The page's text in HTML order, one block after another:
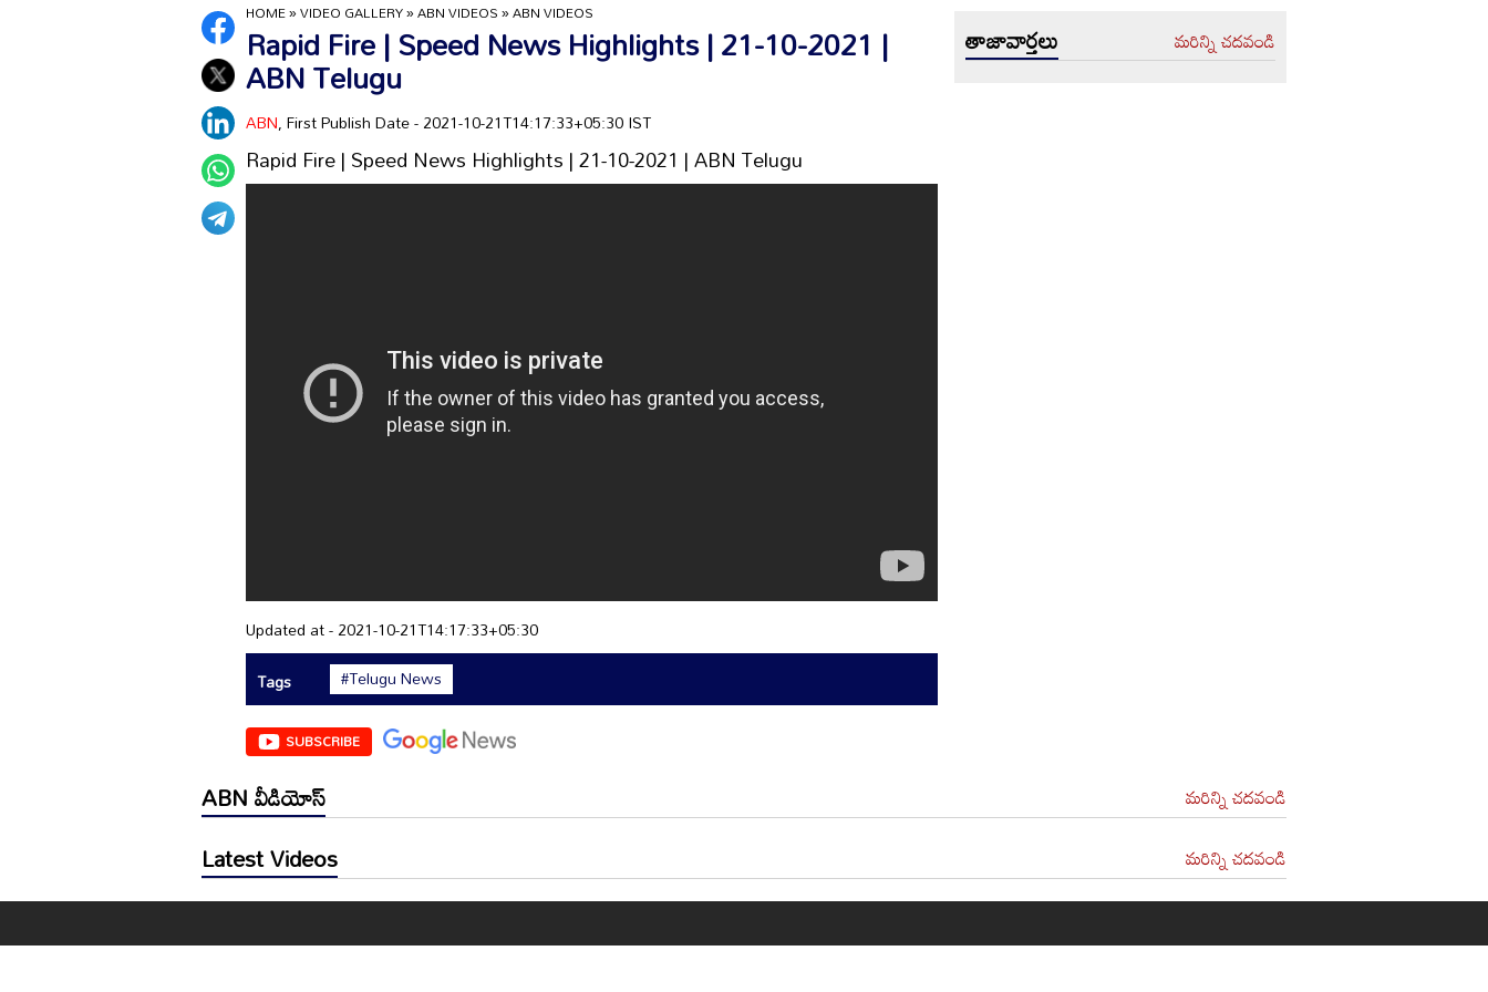
HOME»VIDEO GALLERY»ABN VIDEOS»ABN VIDEOS
Rapid Fire | Speed News Highlights | 21-10-2021 |
ABN Telugu
ABN, First Publish Date - 2021-10-21T14:17:33+05:30 IST
Rapid Fire | Speed News Highlights | 21-10-2021 | ABN Telugu
Updated at - 2021-10-21T14:17:33+05:30
Tags
#Telugu News
SUBSCRIBE
తాజావార్తలు మరిన్ని చదవండి
ABN వీడియోస్ మరిన్ని చదవండి
Latest Videos మరిన్ని చదవండి